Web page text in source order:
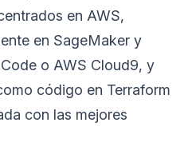
en AWS,
en SageMaker y
o AWS Cloud9, y
código en Terraform
con las mejores